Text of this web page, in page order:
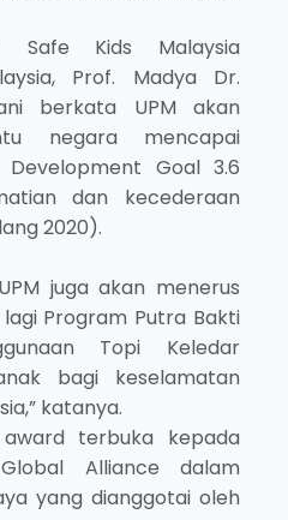
Safe Kids Malaysia
Prof. Madya Dr.
berkata UPM akan
negara mencapai
Development Goal 3.6
dan kecederaan
2020).
juga akan menerus
Program Putra Bakti
Topi Keledar
bagi keselamatan
katanya.
terbuka kepada
Alliance dalam
yang dianggotai oleh